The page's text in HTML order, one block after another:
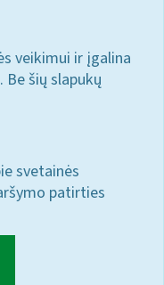
veikimui ir įgalina
šių slapukų
svetainės
patirties